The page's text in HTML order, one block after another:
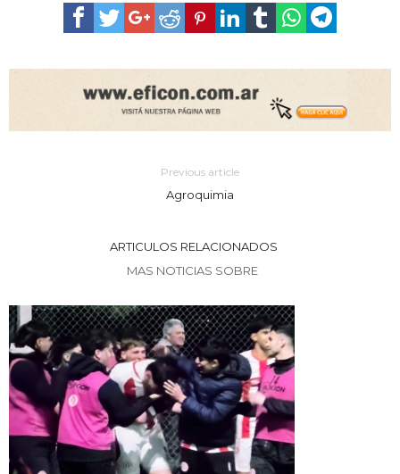
Previous article
Agroquimia
ARTICULOS RELACIONADOS
MAS NOTICIAS SOBRE